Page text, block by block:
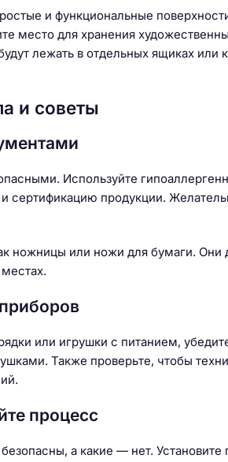
и функциональные
место для хранения
лежать в отдельных ящиках или
и советы
Используйте
сертификацию продукции.
ножницы или ножи для бумаги.
или игрушки с питанием,
Также проверьте, чтобы
процесс
а какие — нет. Установите